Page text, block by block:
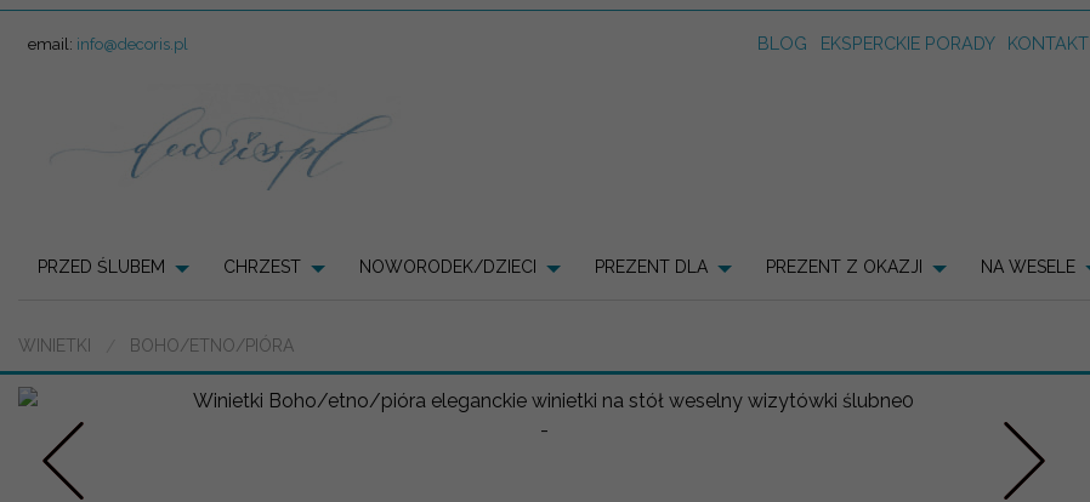
email: info@decoris.pl BLOG EKSPERCKIE PORADY KONTAKT
PRZED ŚLUBEM CHRZEST NOWORODEK/DZIECI PREZENT DLA PREZENT Z OKAZJI NA WESELE
WINIETKI BOHO/ETNO/PIÓRA
-
Prev Nastepne